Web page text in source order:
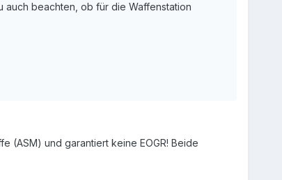
auch beachten, ob für die Waffenstation
(ASM) und garantiert keine EOGR! Beide